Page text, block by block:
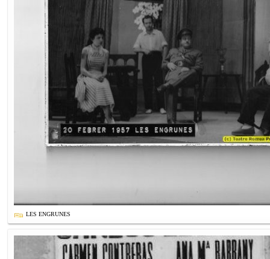
LES ENGRUNES